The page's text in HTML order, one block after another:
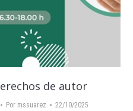
de autor
Por mssuarez 22/10/2025